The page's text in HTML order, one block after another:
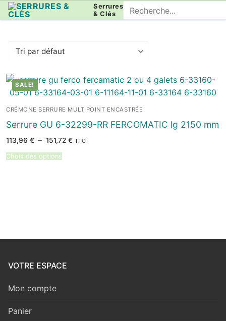
Aller
au
Serrures
& Clés
Rechercher
:
SALE!
CRÉMONE SERRURE MULTIPOINT ENCASTRÉE
Serrure GU 6-32299-RR FERCOMATIC lg 2150 mm
113,96 € – 151,72 €Plage
TTC
Choix des options
VOTRE ESPACE
Mon compte
Panier